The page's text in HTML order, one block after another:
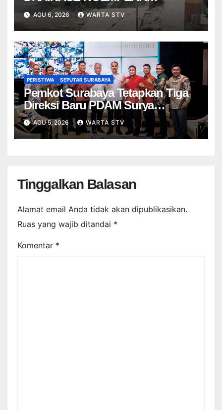
DISANKSI USAI WARGA
TERPELESET
AGU 6, 2026 WARTA STV
PERISTIWA SEPUTAR SURABAYA
Pemkot Surabaya Tetapkan Tiga
Direksi Baru PDAM Surya
Sembada, Fokus Perkuat
Layanan dan Kinerja
AGU 5, 2026 WARTA STV
Tinggalkan Balasan
Alamat email Anda tidak akan dipublikasikan.
Ruas yang wajib ditandai *
Komentar *